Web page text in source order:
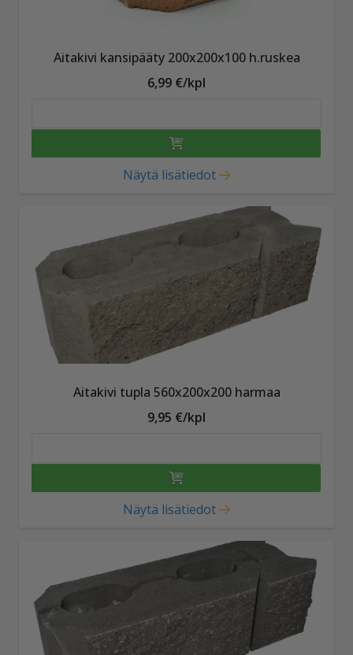
Aitakivi kansipääty 200x200x100 h.ruskea
6,99 €/kpl
Näytä lisätiedot
Aitakivi tupla 560x200x200 harmaa
9,95 €/kpl
Näytä lisätiedot